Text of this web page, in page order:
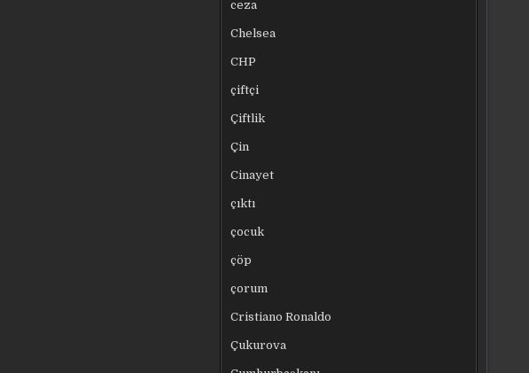
ceza
Chelsea
CHP
çiftçi
Çiftlik
Çin
Cinayet
çıktı
çocuk
çöp
çorum
Cristiano Ronaldo
Çukurova